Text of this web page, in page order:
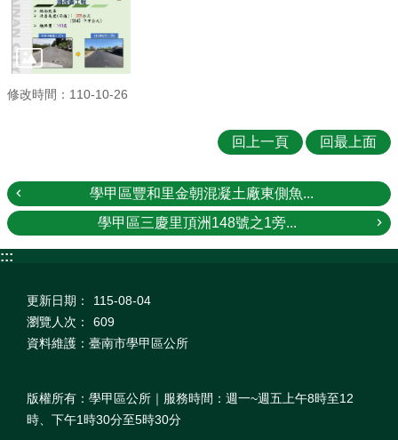
修改時間：110-10-26
回上一頁 回最上面
學甲區豐和里金朝混凝土廠東側魚...
學甲區三慶里頂洲148號之1旁...
:::
更新日期：
115-08-04
瀏覽人次：
609
資料維護：臺南市學甲區公所
版權所有：學甲區公所｜服務時間：週一~週五上午8時至12
時、下午1時30分至5時30分